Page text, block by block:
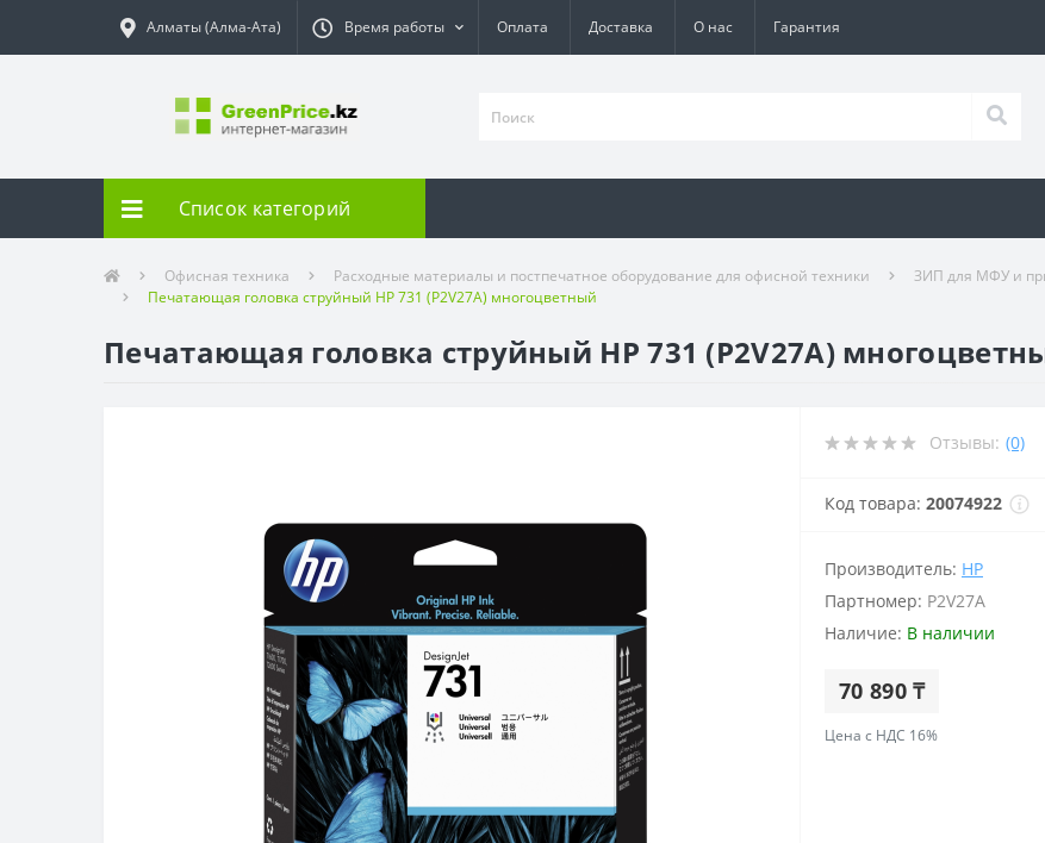
Алматы (Алма-Ата) Время работы Оплата Доставка О нас Гарантия
Список категорий
Офисная техника Расходные материалы и постпечатное оборудование для офисной техники ЗИП для МФУ и
Печатающая головка струйный HP 731 (P2V27A) многоцветный
Печатающая головка струйный HP 731 (P2V27A)
Отзывы: (0)
Код товара: 20074922
Производитель: HP
Партномер: P2V27A
Наличие: В наличии
70 890 ₸
Цена с НДС 16%